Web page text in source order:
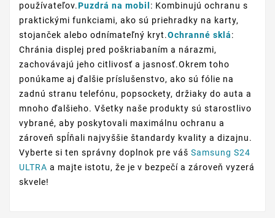
používateľov.Puzdrá na mobil : Kombinujú ochranu s
praktickými funkciami, ako sú priehradky na karty,
stojanček alebo odnímateľný kryt.Ochranné sklá:
Chránia displej pred poškriabaním a nárazmi,
zachovávajú jeho citlivosť a jasnosť.Okrem toho
ponúkame aj ďalšie príslušenstvo, ako sú fólie na
zadnú stranu telefónu, popsockety, držiaky do auta a
mnoho ďalšieho. Všetky naše produkty sú starostlivo
vybrané, aby poskytovali maximálnu ochranu a
zároveň spĺňali najvyššie štandardy kvality a dizajnu.
Vyberte si ten správny doplnok pre váš Samsung S24
ULTRA a majte istotu, že je v bezpečí a zároveň vyzerá
skvele!